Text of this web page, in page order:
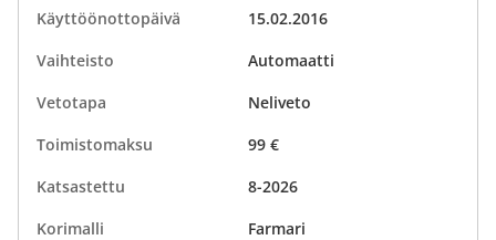
Käyttöönottopäivä
15.02.2016
Vaihteisto
Automaatti
Vetotapa
Neliveto
Toimistomaksu
99 €
Katsastettu
8-2026
Korimalli
Farmari